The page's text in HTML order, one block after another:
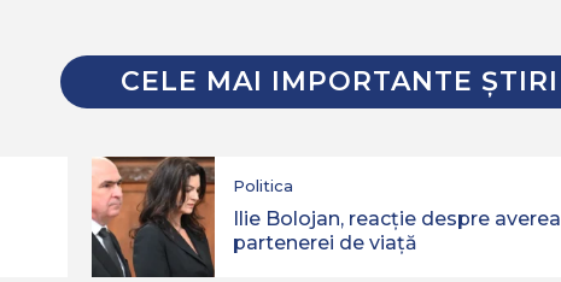
CELE MAI IMPORTANTE ŞTIRI
Politica
Ilie Bolojan, reacție despre averea
partenerei de viață